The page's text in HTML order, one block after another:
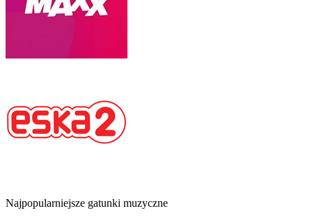
Najpopularniejsze gatunki muzyczne